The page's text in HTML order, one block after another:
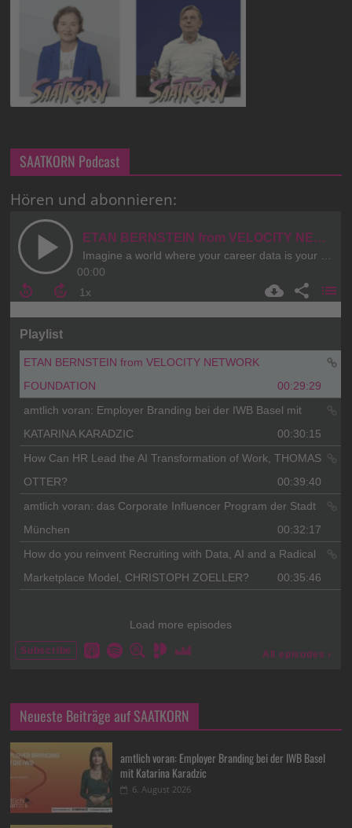
SAATKORN Podcast
Hören und abonnieren:
Neueste Beiträge auf SAATKORN
amtlich voran: Employer Branding bei der IWB Basel
mit Katarina Karadzic
6. August 2026